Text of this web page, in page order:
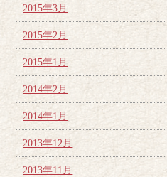
2015年3月
2015年2月
2015年1月
2014年2月
2014年1月
2013年12月
2013年11月